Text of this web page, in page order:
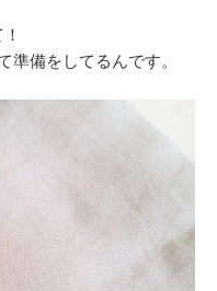
備をしてるんです。